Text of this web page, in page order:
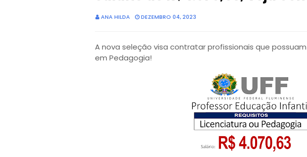
ANA HILDA DEZEMBRO 04, 2023
A nova seleção visa contratar profissionais que
em Pedagogia!